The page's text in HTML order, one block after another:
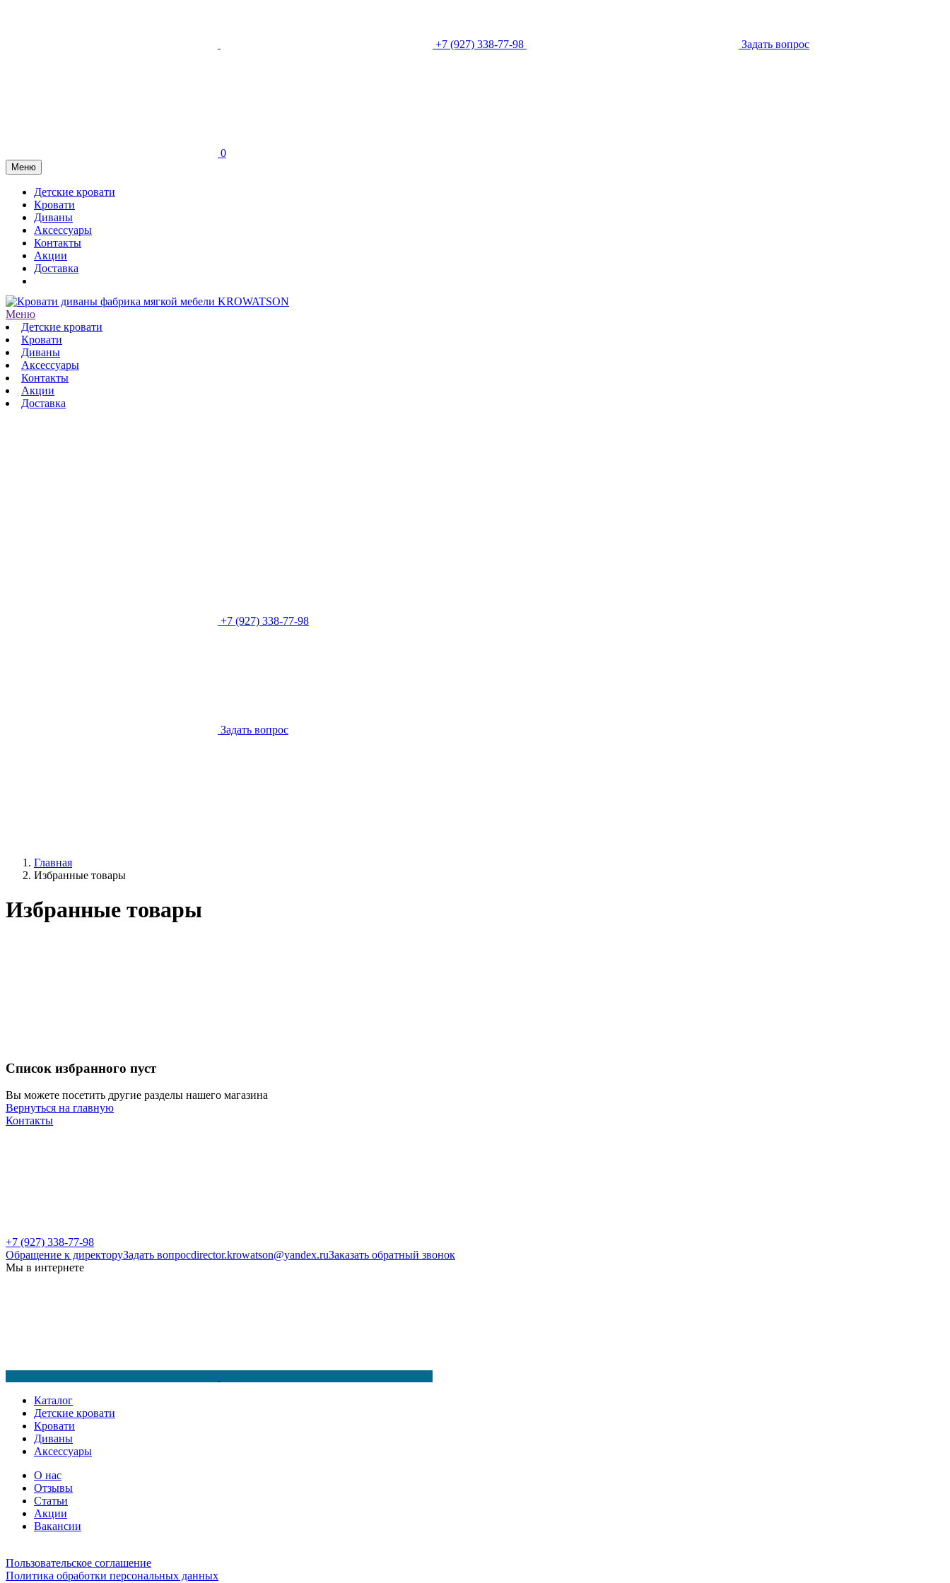
+7 (927) 338-77-98 Задать вопрос
0
Меню
Детские кровати
Кровати
Диваны
Аксессуары
Контакты
Акции
Доставка
Меню
Детские кровати
Кровати
Диваны
Аксессуары
Контакты
Акции
Доставка
+7 (927) 338-77-98
Задать вопрос
Главная
Избранные товары
Избранные товары
Список избранного пуст
Вы можете посетить другие разделы нашего магазина
Вернуться на главную
Контакты
+7 (927) 338-77-98
Обращение к директоруЗадать вопросdirector.krowatson@yandex.ruЗаказать обратный звонок
Мы в интернете
Каталог
Детские кровати
Кровати
Диваны
Аксессуары
О нас
Отзывы
Статьи
Акции
Вакансии
Пользовательское соглашение
Политика обработки персональных данных